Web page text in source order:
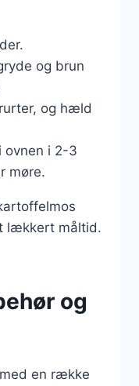
og brun
og hæld
i 2-3
møre.
lækkert måltid.
og
en række